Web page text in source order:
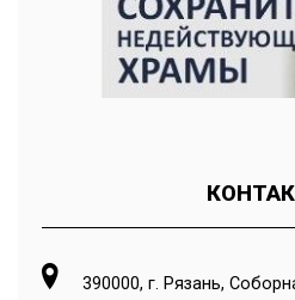
390000, г. Рязань,